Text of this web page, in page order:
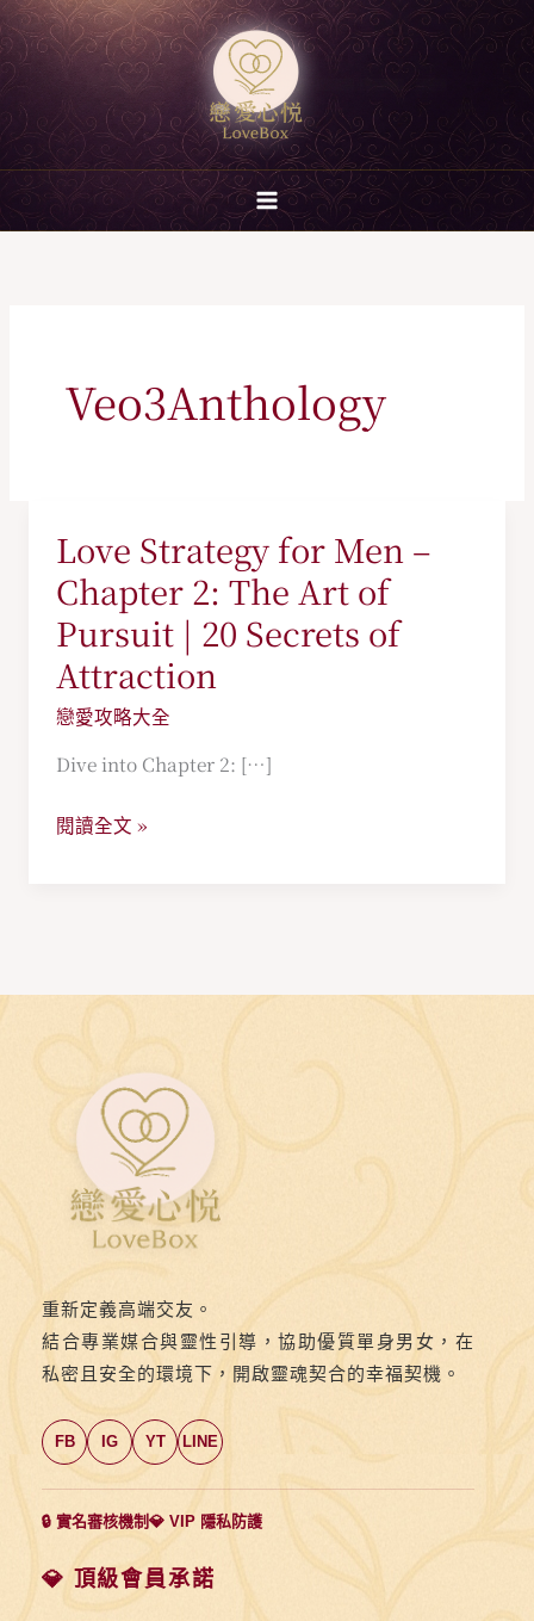
跳
至
主
要
內
Veo3Anthology
Love Strategy for Men –
Chapter 2: The Art of
Pursuit | 20 Secrets of
Attraction
戀愛攻略大全
Dive into Chapter 2: […]
Love
Strategy
for
Men
–
Chapter
The
Art
閱讀全文 »
重新定義高端交友。
結合專業媒合與靈性引導，協助優質單身男女，在
私密且安全的環境下，開啟靈魂契合的幸福契機。
FB IG YT LINE
🔒 實名審核機制💎 VIP 隱私防護
💎 頂級會員承諾